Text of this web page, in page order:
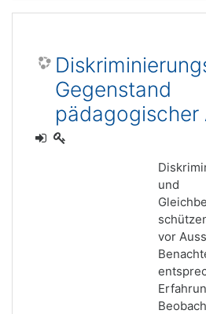
Gegenstand
pädagogischer
und
vor